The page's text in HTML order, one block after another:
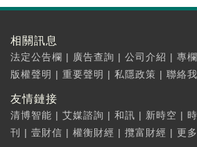
相關訊息
法定公告欄 | 廣告查詢 | 公司介紹 | 專
版權聲明 | 重要聲明 | 私隱政策 | 聯絡
友情鏈接
清博智能 | 艾媒諮詢 | 和訊 | 新時空 |
刊
| 壹財信 | 權衡財經 | 攬富財經 | 更